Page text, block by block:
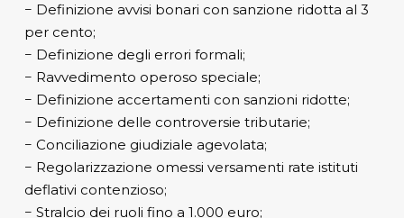
− Definizione avvisi bonari con sanzione ridotta al 3
per cento;
− Definizione degli errori formali;
− Ravvedimento operoso speciale;
− Definizione accertamenti con sanzioni ridotte;
− Definizione delle controversie tributarie;
− Conciliazione giudiziale agevolata;
− Regolarizzazione omessi versamenti rate istituti
deflativi contenzioso;
− Stralcio dei ruoli fino a 1.000 euro;